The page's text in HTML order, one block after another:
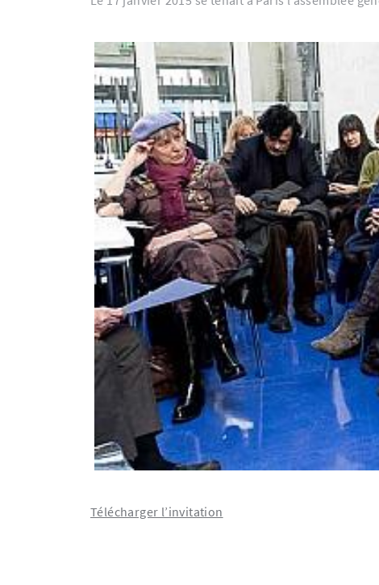
Télécharger l’invitation